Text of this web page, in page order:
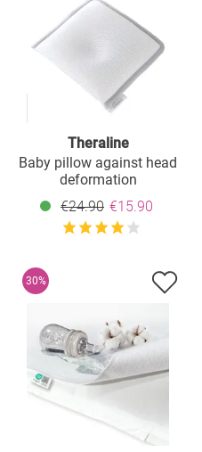
Theraline
Baby pillow against head
deformation
€24.90 €15.90
30%